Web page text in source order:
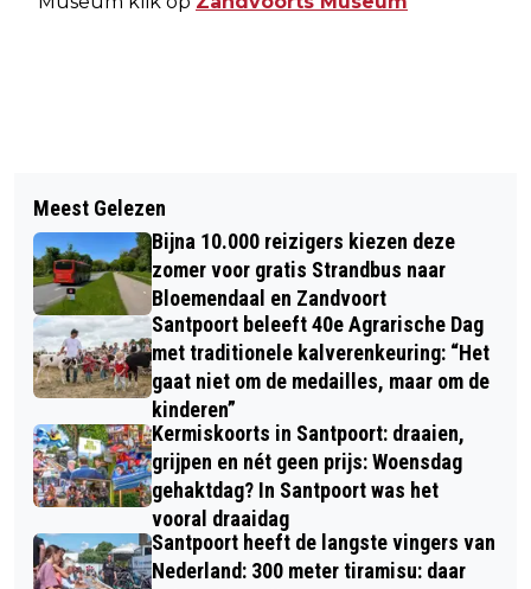
CONCRETE ACTIES VOOR
VERBETERING STATIONSOMGEVINGEN
IN IJMOND EN ZUID-KENNEMERLAND
HAARLEM: OPTREDEN GROOTSTE
BAND VAN NEDERLAND MAG WEER 22
MEI ’22 IJSBAAN HAARLEM
Meest Gelezen
Bijna 10.000 reizigers kiezen deze
zomer voor gratis Strandbus naar
Bloemendaal en Zandvoort
Santpoort beleeft 40e Agrarische Dag
met traditionele kalverenkeuring: “Het
gaat niet om de medailles, maar om de
kinderen”
Kermiskoorts in Santpoort: draaien,
grijpen en nét geen prijs: Woensdag
gehaktdag? In Santpoort was het
vooral draaidag
Santpoort heeft de langste vingers van
Nederland: 300 meter tiramisu: daar